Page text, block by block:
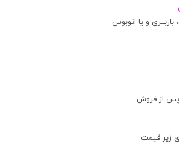
و یا اتوبوس
از فروش
زیر قیمت